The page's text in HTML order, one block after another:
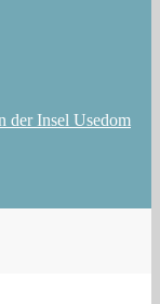
der Insel Usedom